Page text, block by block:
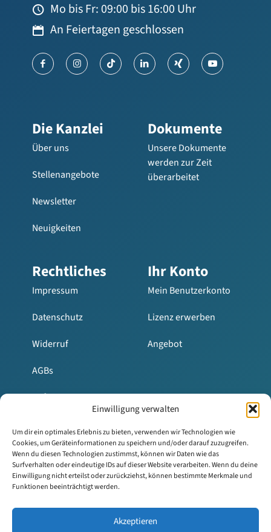
Einwilligung verwalten
Um dir ein optimales Erlebnis zu bieten, verwenden wir Technologien wie
Cookies, um Geräteinformationen zu speichern und/oder darauf zuzugreifen.
Wenn du diesen Technologien zustimmst, können wir Daten wie das
Surfverhalten oder eindeutige IDs auf dieser Website verarbeiten. Wenn du deine
Einwilligung nicht erteilst oder zurückziehst, können bestimmte Merkmale und
Funktionen beeinträchtigt werden.
Akzeptieren
Mo bis Fr: 09:00 bis 16:00 Uhr
An Feiertagen geschlossen
Die Kanzlei
Über uns
Stellenangebote
Newsletter
Neuigkeiten
Dokumente
Unsere Dokumente
werden zur Zeit
überarbeitet
Rechtliches
Impressum
Datenschutz
Widerruf
AGBs
Haftung
Ihr Konto
Mein Benutzerkonto
Lizenz erwerben
Angebot
© Clever in Rente. Alle Inhalte dieser Website sind
urheberrechtlich geschützt. Eine Nutzung, Vervielfältigung